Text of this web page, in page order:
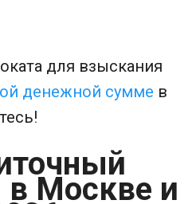
для взыскания
денежной сумме в
Москве и